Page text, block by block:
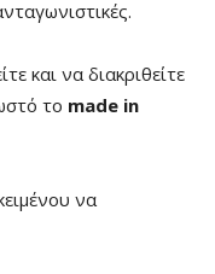
και να διακριθείτε
το made in
να